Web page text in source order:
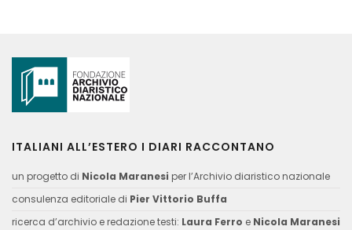
ITALIANI ALL’ESTERO I DIARI RACCONTANO
un progetto di Nicola Maranesi per l’Archivio diaristico nazionale
consulenza editoriale di Pier Vittorio Buffa
ricerca d’archivio e redazione testi: Laura Ferro e Nicola Maranesi